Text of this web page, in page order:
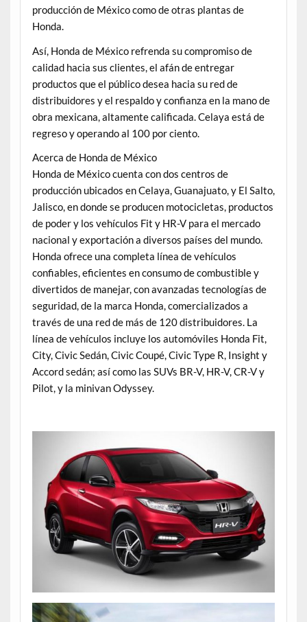
producción de México como de otras plantas de
Honda.
Así, Honda de México refrenda su compromiso de
calidad hacia sus clientes, el afán de entregar
productos que el público desea hacia su red de
distribuidores y el respaldo y confianza en la mano de
obra mexicana, altamente calificada. Celaya está de
regreso y operando al 100 por ciento.
Acerca de Honda de México
Honda de México cuenta con dos centros de
producción ubicados en Celaya, Guanajuato, y El Salto,
Jalisco, en donde se producen motocicletas, productos
de poder y los vehículos Fit y HR-V para el mercado
nacional y exportación a diversos países del mundo.
Honda ofrece una completa línea de vehículos
confiables, eficientes en consumo de combustible y
divertidos de manejar, con avanzadas tecnologías de
seguridad, de la marca Honda, comercializados a
través de una red de más de 120 distribuidores. La
línea de vehículos incluye los automóviles Honda Fit,
City, Civic Sedán, Civic Coupé, Civic Type R, Insight y
Accord sedán; así como las SUVs BR-V, HR-V, CR-V y
Pilot, y la minivan Odyssey.